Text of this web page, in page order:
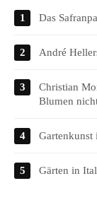
Das
André
Christian
Blumen
Gärten in